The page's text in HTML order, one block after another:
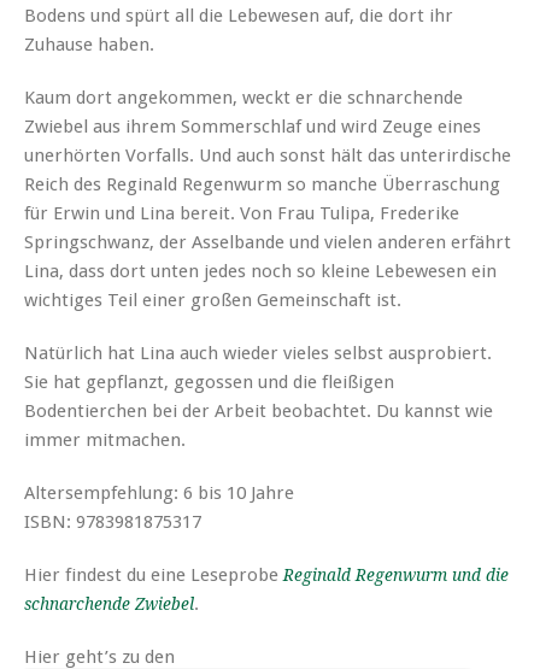
Bodens und spürt all die Lebewesen auf, die dort ihr
Zuhause haben.
Kaum dort angekommen, weckt er die schnarchende
Zwiebel aus ihrem Sommerschlaf und wird Zeuge eines
unerhörten Vorfalls. Und auch sonst hält das unterirdische
Reich des Reginald Regenwurm so manche Überraschung
für Erwin und Lina bereit. Von Frau Tulipa, Frederike
Springschwanz, der Asselbande und vielen anderen erfährt
Lina, dass dort unten jedes noch so kleine Lebewesen ein
wichtiges Teil einer großen Gemeinschaft ist.
Natürlich hat Lina auch wieder vieles selbst ausprobiert.
Sie hat gepflanzt, gegossen und die fleißigen
Bodentierchen bei der Arbeit beobachtet. Du kannst wie
immer mitmachen.
Altersempfehlung: 6 bis 10 Jahre
ISBN: 9783981875317
Hier findest du eine Leseprobe Reginald Regenwurm und die
schnarchende Zwiebel.
Hier geht’s zu den